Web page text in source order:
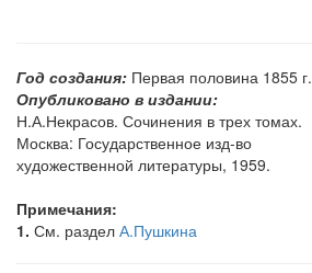
Год создания: Первая половина 1855 г.
Опубликовано в издании:
Н.А.Некрасов. Сочинения в трех томах.
Москва: Государственное изд-во
художественной литературы, 1959.
Примечания:
1. См. раздел А.Пушкина